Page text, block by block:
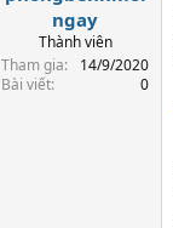
ngay
Thành viên
Tham gia
14/9/2020
Bài viết
0